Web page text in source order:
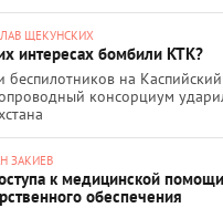
ЩЕКУНСКИХ
интересах бомбили КТК?
беспилотников на Каспийский
консорциум
ЗАКИЕВ
к медицинской
обеспечения